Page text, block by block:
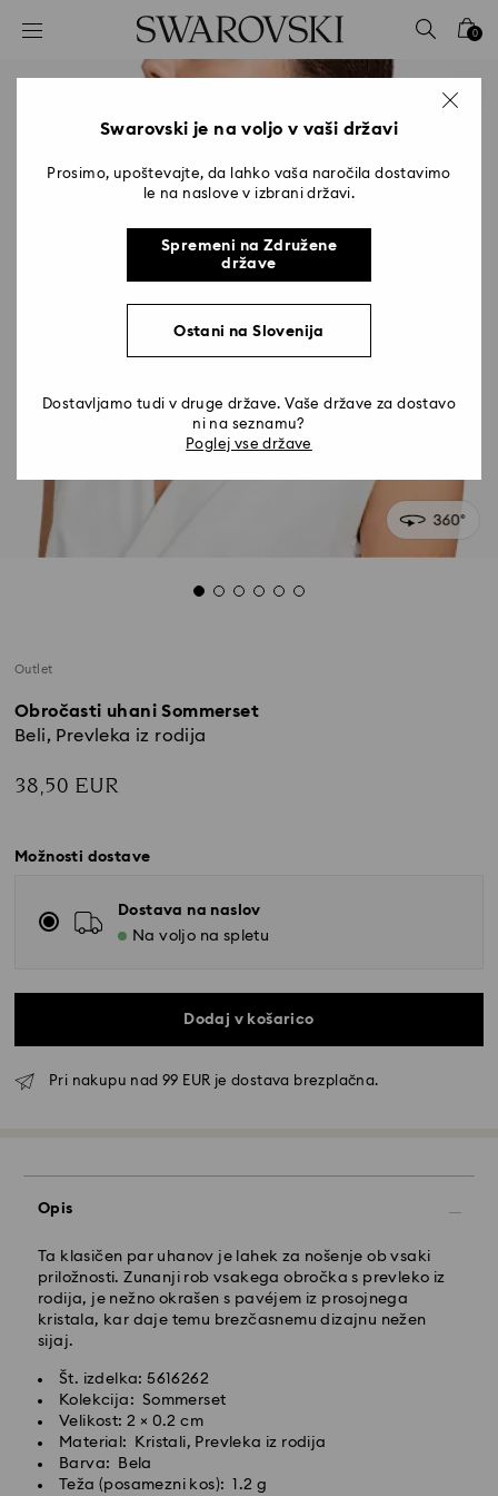
Seznam tipk za dostop 0
Outlet
Obročasti uhani Sommerset
Beli, Prevleka iz rodija
38,50 EUR
Možnosti dostave
Dostava na naslov
Na voljo na spletu
Dodaj v košarico
Pri nakupu nad 99 EUR je dostava brezplačna.
Opis
Ta klasičen par uhanov je lahek za nošenje ob vsaki
priložnosti. Zunanji rob vsakega obročka s prevleko iz
rodija, je nežno okrašen s pavéjem iz prosojnega
kristala, kar daje temu brezčasnemu dizajnu nežen
sijaj.
Št. izdelka: 5616262
Kolekcija: Sommerset
Velikost: 2 × 0.2 cm
Material: Kristali, Prevleka iz rodija
Barva: Bela
Teža (posamezni kos): 1.2 g
Standardna dostava - GLS
Naročila, ki jih oddate od ponedeljka do petka do
Brezplačna standardna dostava pri nakupu nad: 99
Hitra dostava - FedEx
Naročila, ki jih oddate od ponedeljka do petka do
14:30 po srednjeevropskem času, bodo obdelana in
poslana isti delovni dan.
Čas hitre dostave: 1 delovni dan po obdelavi in
pošiljanju
Strošek hitre dostave: 19 EUR
Swarovski je na voljo v vaši državi
Prosimo, upoštevajte, da lahko vaša naročila dostavimo
le na naslove v izbrani državi.
Spremeni na Združene
države
Ostani na Slovenija
Dostavljamo tudi v druge države. Vaše države za dostavo
ni na seznamu?
Poglej vse države